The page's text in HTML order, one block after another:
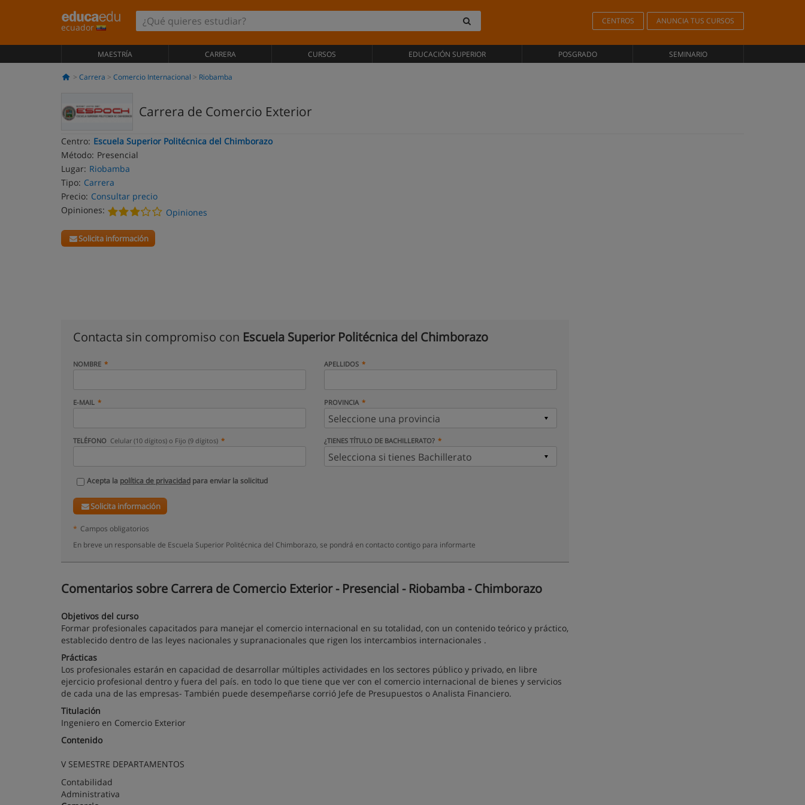
ecuador
CENTROS ANUNCIA TUS CURSOS
MAESTRÍA CARRERA CURSOS EDUCACIÓN SUPERIOR POSGRADO SEMINARIO
Carrera Comercio Internacional Riobamba
Carrera de Comercio Exterior
Centro: Escuela Superior Politécnica del Chimborazo
Método: Presencial
Lugar: Riobamba
Tipo: Carrera
Precio: Consultar precio
Opiniones:
Opiniones
Solicita información
Contacta sin compromiso con Escuela Superior Politécnica del Chimborazo
NOMBRE APELLIDOS
E-MAIL PROVINCIA
TELÉFONO Celular (10 dígitos) o Fijo (9 dígitos) ¿TIENES TÍTULO DE BACHILLERATO?
Acepta la política de privacidad para enviar la solicitud
Solicita información
* Campos obligatorios
En breve un responsable de Escuela Superior Politécnica del Chimborazo, se pondrá en contacto contigo para informarte
Comentarios sobre Carrera de Comercio Exterior - Presencial - Riobamba - Chimborazo
Objetivos del curso
Formar profesionales capacitados para manejar el comercio internacional en su totalidad, con un contenido teórico y práctico,
establecido dentro de las leyes nacionales y supranacionales que rigen los intercambios internacionales .
Prácticas
Los profesionales estarán en capacidad de desarrollar múltiples actividades en los sectores público y privado, en libre
ejercicio profesional dentro y fuera del país. en todo lo que tiene que ver con el comercio internacional de bienes y servicios
de cada una de las empresas- También puede desempeñarse corrió Jefe de Presupuestos o Analista Financiero.
Titulación
Ingeniero en Comercio Exterior
Contenido
V SEMESTRE DEPARTAMENTOS
Contabilidad
Administrativa